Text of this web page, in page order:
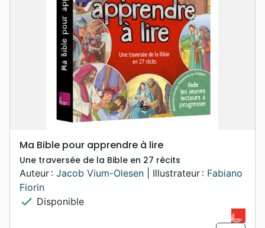
Ma Bible pour apprendre à lire
Une traversée de la Bible en 27 récits
Auteur : Jacob Vium-Olesen | Illustrateur : Fabiano
Fiorin
check Disponible